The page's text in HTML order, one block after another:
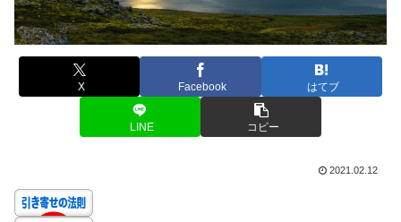
X Facebook はてブ
LINE コピー
2021.02.12